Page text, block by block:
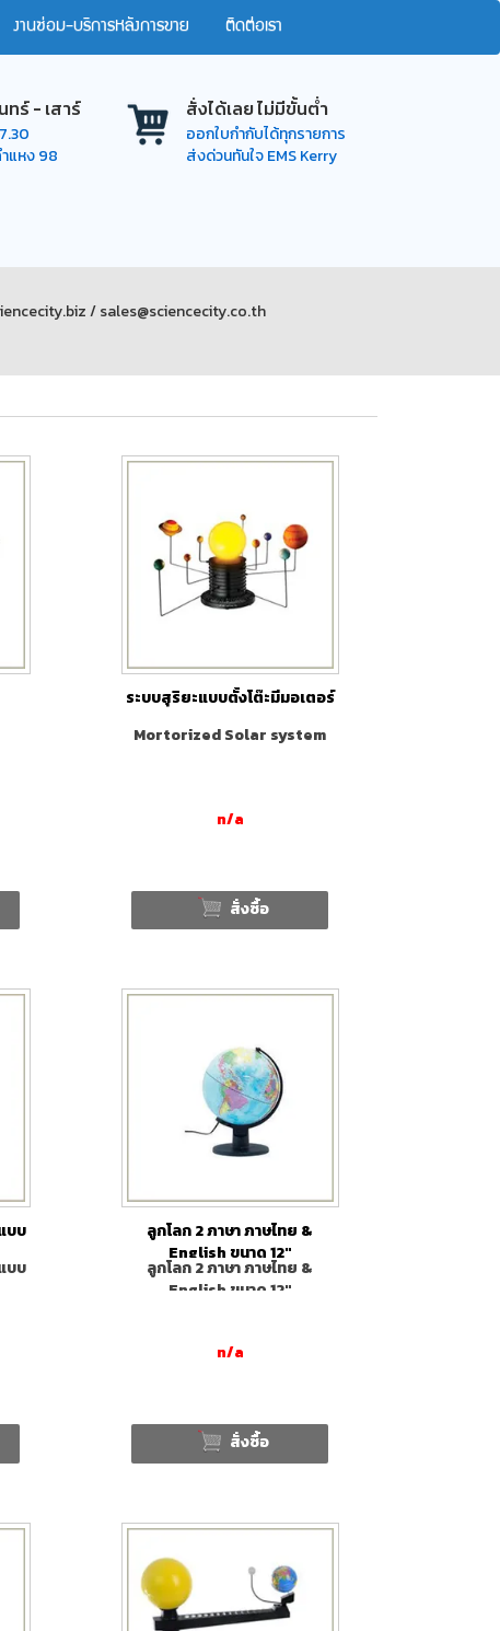
งานซ่อม-บริการหลังการขาย ติดต่อเรา
ทร์ - เสาร์
แหง 98
สั่งได้เลย ไม่มีขั้นต่ำ
ออกใบกำกับได้ทุกรายการ
ส่งด่วนทันใจ EMS Kerry
/ sales@sciencecity.co.th
ระบบสุริยะแบบตั้งโต๊ะมีมอเตอร์
Mortorized Solar system
n/a
สั่งซื้อ
บบ
บบ
ลูกโลก 2 ภาษา ภาษไทย &
English ขนาด 12"
ลูกโลก 2 ภาษา ภาษไทย &
English ขนาด 12"
n/a
สั่งซื้อ